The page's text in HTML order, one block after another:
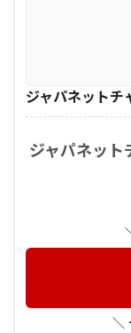
ジャパネットチ
ジャパネット
＼